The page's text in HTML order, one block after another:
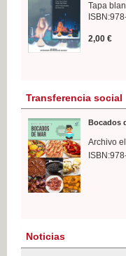
Tapa
2,00 €
Transferencia social
Bocados
Archivo
Noticias